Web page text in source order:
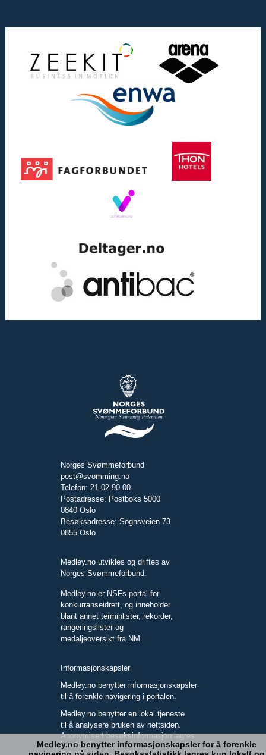
Norges Svømmeforbund
post@svomming.no
Telefon: 21 02 90 00
Postadresse: Postboks 5000
0840 Oslo
Besøksadresse: Sognsveien 73
0855 Oslo
Medley.no utvikles og driftes av
Norges Svømmeforbund.
Medley.no er NSFs portal for
konkurranseidrett, og inneholder
blant annet terminlister, rekorder,
rangeringslister og
medaljeoversikt fra NM.
Informasjonskapsler
Medley.no benytter informasjonskapsler
til å forenkle navigering i portalen.
Medley.no benytter en lokal tjeneste
til å analysere bruken av nettsiden.
Anonymisert besøksinformasjon lagres
kun lokalt.
Medley.no benytter informasjonskapsler for å forenkle